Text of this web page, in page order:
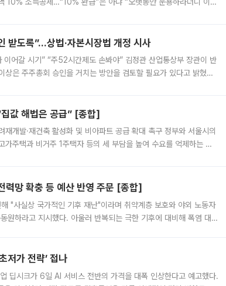
받도록”…상법·자본시장법 개정 시사
어갈 시기” “주52시간제도 손봐야” 김정관 산업통상부 장관이 반
은 주주총회 승인을 거치는 방안을 검토할 필요가 있다고 밝혔다.
값 해법은 공급” [종합]
재개발·재건축 활성화 및 비아파트 공급 확대 촉구 정부와 서울시의
주택과 비거주 1주택자 등의 세 부담을 높여 수요를 억제하는 카
망 확충 등 예산 반영 주문 [종합]
"사실상 국가적인 기후 재난"이라며 취약계층 보호와 야외 노동자
원하라고 지시했다. 아울러 반복되는 극한 기후에 대비해 폭염 대응
저가 전략’ 접나
딥시크가 6일 AI 서비스 전반의 가격을 대폭 인상한다고 예고했다.